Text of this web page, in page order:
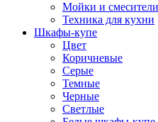
Мойки и смесители
Техника для кухни
Шкафы-купе
Цвет
Коричневые
Серые
Темные
Черные
Светлые